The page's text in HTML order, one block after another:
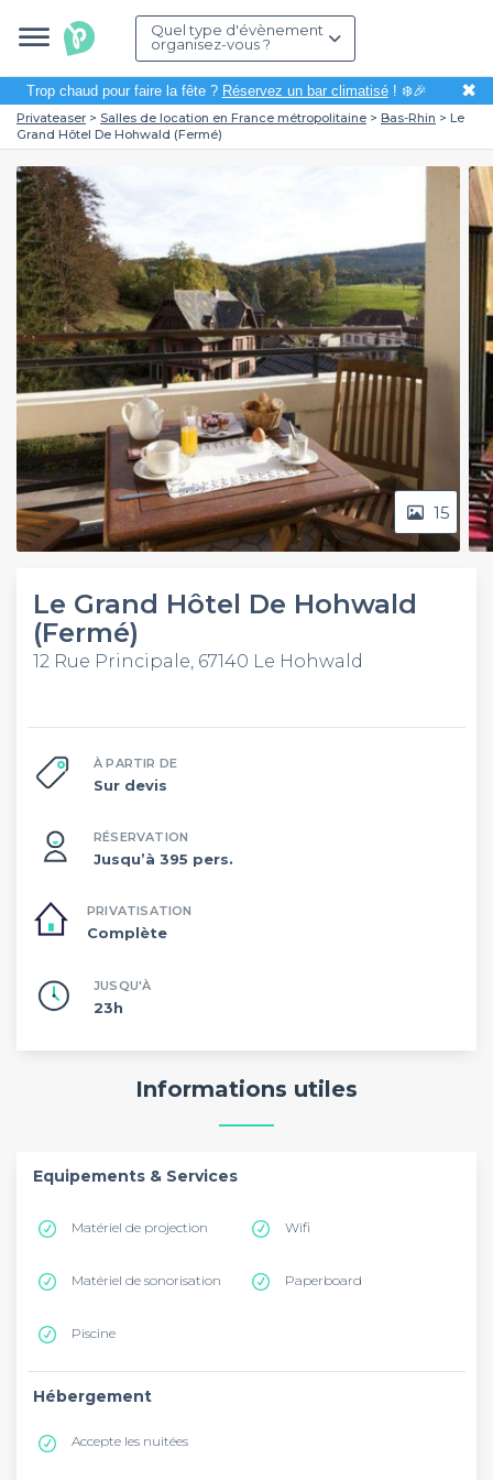
Quel type d'évènement
organisez-vous ?
Trop chaud pour faire la fête ? Réservez un bar climatisé! ❄️🎉 ✖
Privateaser Salles de location en France métropolitaine Bas-Rhin
Le
Grand Hôtel De Hohwald (Fermé)
15
Le Grand Hôtel De Hohwald
(Fermé)
12 Rue Principale, 67140 Le Hohwald
À PARTIR DE
Sur devis
RÉSERVATION
Jusqu’à 395 pers.
PRIVATISATION
Complète
JUSQU'À
23h
Informations utiles
Equipements & Services
Matériel de projection Wifi
Matériel de sonorisation Paperboard
Piscine
Hébergement
Accepte les nuitées